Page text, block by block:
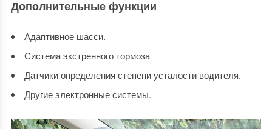
Дополнительные функции
Адаптивное шасси.
Система экстренного тормоза
Датчики определения степени усталости водителя.
Другие электронные системы.